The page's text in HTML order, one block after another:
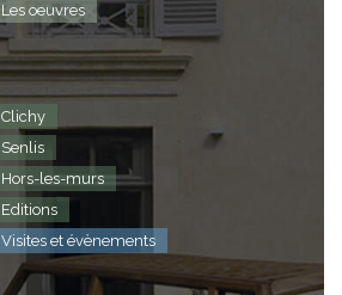
Les oeuvres
Clichy
Senlis
Hors-les-murs
Editions
Visites et évènements